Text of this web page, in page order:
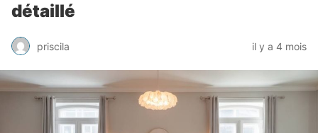
détaillé
priscila il y a 4 mois